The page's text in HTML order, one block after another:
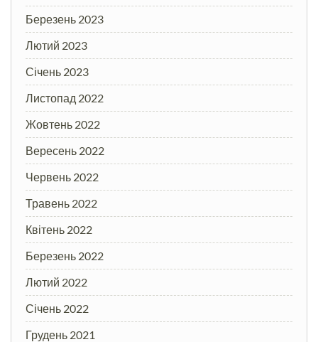
Березень 2023
Лютий 2023
Січень 2023
Листопад 2022
Жовтень 2022
Вересень 2022
Червень 2022
Травень 2022
Квітень 2022
Березень 2022
Лютий 2022
Січень 2022
Грудень 2021